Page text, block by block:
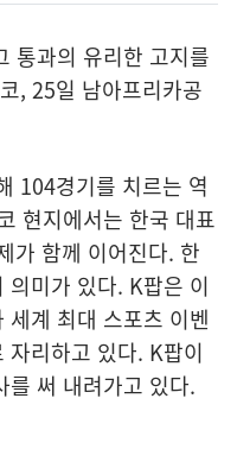
통과의 유리한 고지를
, 25일 남아프리카공
104경기를 치르는 역
현지에서는 한국 대표
가 함께 이어진다. 한
의미가 있다. K팝은 이
계 최대 스포츠 이벤
자리하고 있다. K팝이
를 써 내려가고 있다.